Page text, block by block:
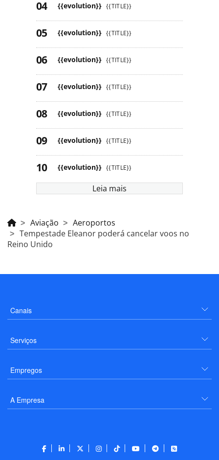
{{evolution}} {{TITLE}}
{{evolution}} {{TITLE}}
{{evolution}} {{TITLE}}
{{evolution}} {{TITLE}}
{{evolution}} {{TITLE}}
{{evolution}} {{TITLE}}
{{evolution}} {{TITLE}}
Leia mais
Aviação
Aeroportos
Tempestade Eleanor poderá cancelar voos no
Reino Unido
Canais
Serviços
Empregos
A Empresa